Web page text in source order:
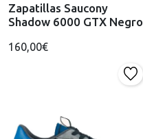
Zapatillas Saucony
Shadow 6000 GTX Negro
160,00€